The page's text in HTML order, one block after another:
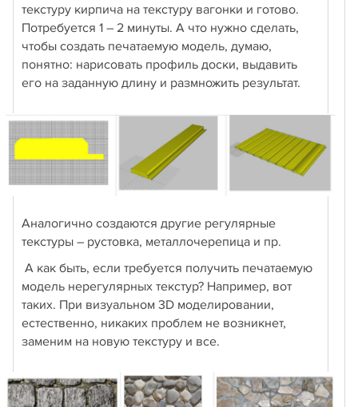
текстуру кирпича на текстуру вагонки и готово.
Потребуется 1 – 2 минуты. А что нужно сделать,
чтобы создать печатаемую модель, думаю,
понятно: нарисовать профиль доски, выдавить
его на заданную длину и размножить результат.
Аналогично создаются другие регулярные
текстуры – рустовка, металлочерепица и пр.
А как быть, если требуется получить печатаемую
модель нерегулярных текстур? Например, вот
таких. При визуальном 3D моделировании,
естественно, никаких проблем не возникнет,
заменим на новую текстуру и все.